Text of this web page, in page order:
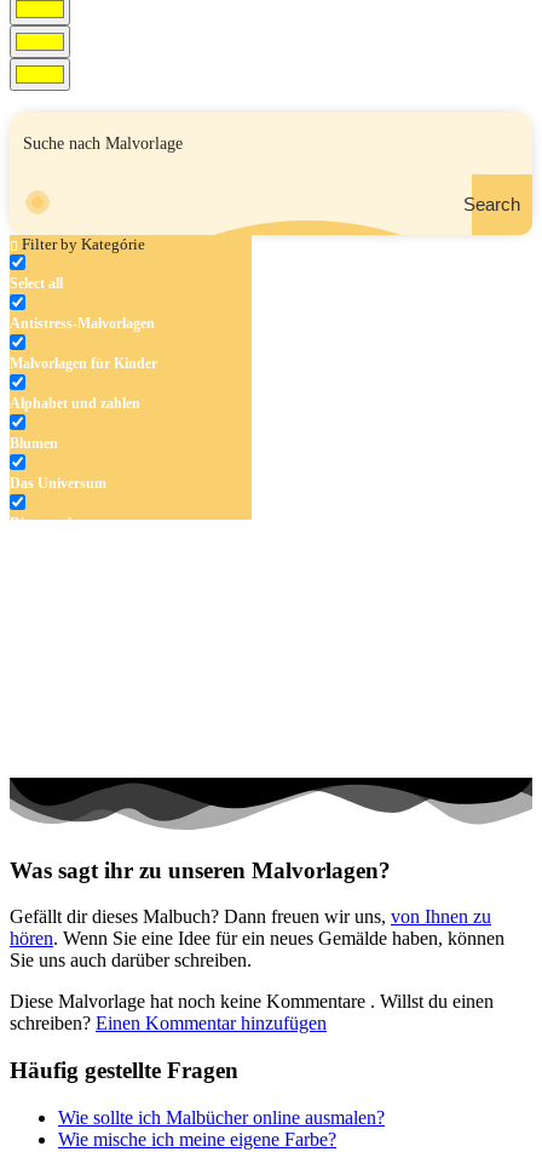
Search
Filter by Kategórie
Select all
Antistress-Malvorlagen
Malvorlagen für Kinder
Alphabet und zahlen
Blumen
Das Universum
Dinosaurier
Musik und Musikinstrumente
Sommer und Feiertage
Sport
Teddys und Pferde
Tiere und Natur
Valentinstag und Liebe
Winter und Weihnachten
Was sagt ihr zu unseren Malvorlagen?
Gefällt dir dieses Malbuch? Dann freuen wir uns, von Ihnen zu
hören. Wenn Sie eine Idee für ein neues Gemälde haben, können
Sie uns auch darüber schreiben.
Diese Malvorlage hat noch keine Kommentare . Willst du einen
schreiben? Einen Kommentar hinzufügen
Häufig gestellte Fragen
Wie sollte ich Malbücher online ausmalen?
Wie mische ich meine eigene Farbe?